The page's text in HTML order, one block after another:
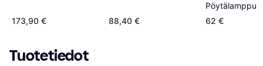
173,90 € 88,40 €
Pöytälamppu
62 €
Tuotetiedot